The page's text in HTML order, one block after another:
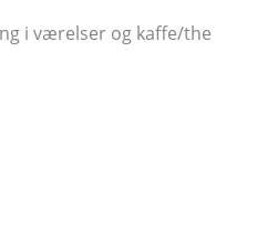
i værelser og kaffe/the